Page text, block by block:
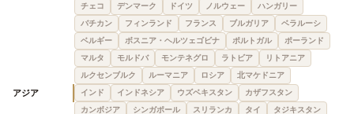
チェコ
デンマーク ドイツ ノルウェー
ハンガリー
バチカン
フィンランド フランス ブルガリア
ベラルーシ
ベルギー
ボスニア・ヘルツェゴビナ ポルトガル
ポーランド
マルタ
モルドバ モンテネグロ ラトビア
リトアニア
ルクセンブルク
ルーマニア ロシア 北マケドニア
アジア インド インドネシア ウズベキスタン
カザフスタン
カンボジア
シンガポール スリランカ タイ
タジキスタン